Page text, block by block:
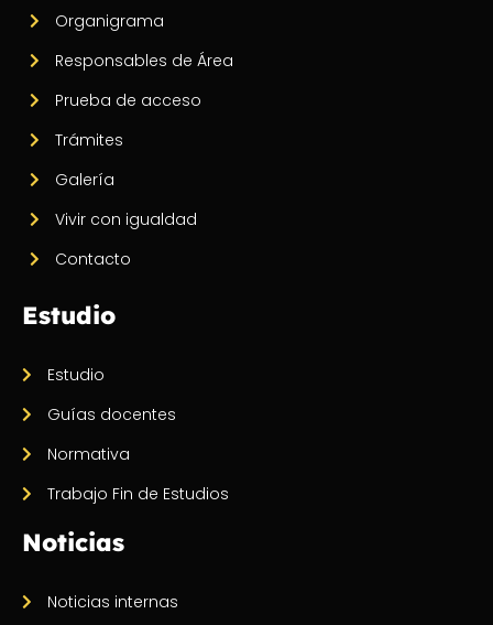
Organigrama
Responsables de Área
Prueba de acceso
Trámites
Galería
Vivir con igualdad
Contacto
Estudio
Estudio
Guías docentes
Normativa
Trabajo Fin de Estudios
Noticias
Noticias internas